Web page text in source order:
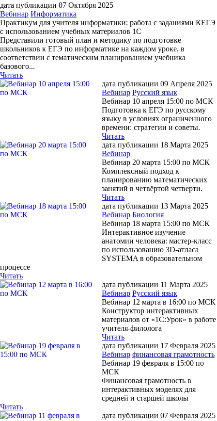
дата публикации 07 Октября 2025
Вебинар Информатика
Практикум для учителя информатики: работа с заданиями КЕГЭ
с использованием учебных материалов 1С
Представили готовый план и методику по подготовке
школьников к ЕГЭ по информатике на каждом уроке, в
соответствии с тематическим планированием учебника
базового...
Читать
дата публикации 09 Апреля 2025
Вебинар Русский язык
Вебинар 10 апреля 15:00 по МСК
Подготовка к ЕГЭ по русскому
языку в условиях ограниченного
времени: стратегии и советы.
Читать
дата публикации 18 Марта 2025
Вебинар
Вебинар 20 марта 15:00 по МСК
Комплексный подход к
планированию математических
занятий в четвёртой четверти.
Читать
дата публикации 13 Марта 2025
Вебинар Биология
Вебинар 18 марта 15:00 по МСК
Интерактивное изучение
анатомии человека: мастер-класс
по использованию 3D-атласа
SYSTEMA в образовательном
процессе
Читать
дата публикации 11 Марта 2025
Вебинар Русский язык
Вебинар 12 марта в 16:00 по МСК
Конструктор интерактивных
материалов от «1С:Урок» в работе
учителя-филолога
Читать
дата публикации 17 Февраля 2025
Вебинар финансовая грамотность
Вебинар 19 февраля в 15:00 по
МСК
Финансовая грамотность в
интерактивных моделях для
средней и старшей школы
Читать
дата публикации 07 Февраля 2025